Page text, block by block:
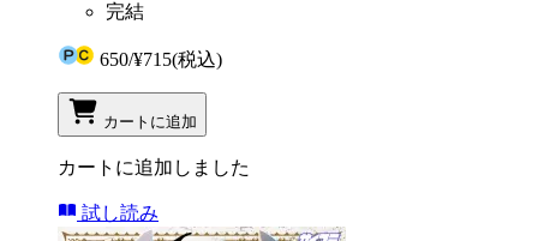
完結
650/¥715(税込)
カートに追加
カートに追加しました
試し読み